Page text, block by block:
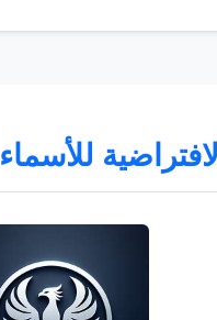
للأسماء